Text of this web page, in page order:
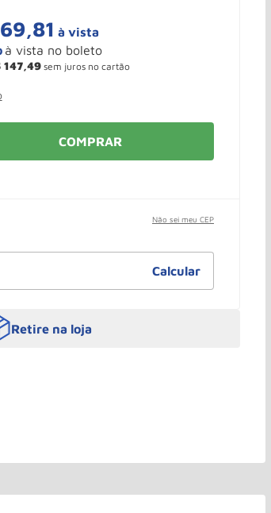
,81 à vista
147,49sem juros no cartão
COMPRAR
Não sei meu CEP
Retire na loja